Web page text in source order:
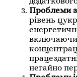
Проблеми
рівень
включаючи
негайно